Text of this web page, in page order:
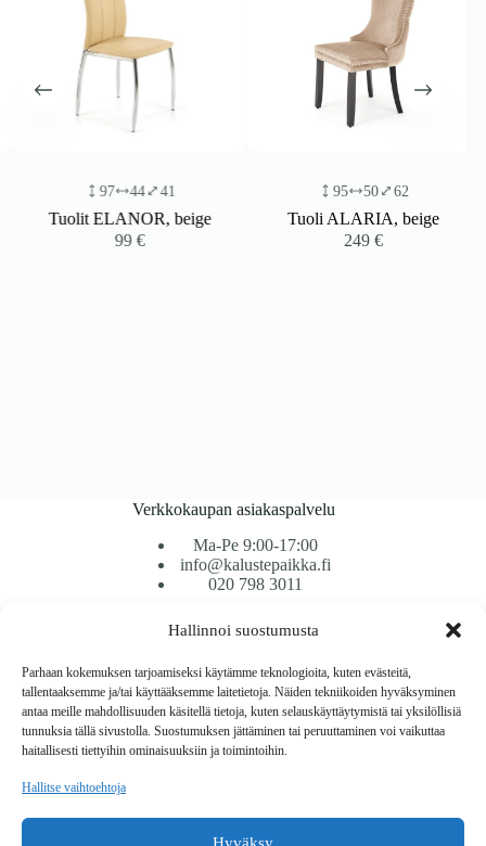
Hallinnoi suostumusta
Parhaan kokemuksen tarjoamiseksi käytämme teknologioita, kuten evästeitä,
tallentaaksemme ja/tai käyttääksemme laitetietoja. Näiden tekniikoiden hyväksyminen
antaa meille mahdollisuuden käsitellä tietoja, kuten selauskäyttäytymistä tai yksilöllisiä
tunnuksia tällä sivustolla. Suostumuksen jättäminen tai peruuttaminen voi vaikuttaa
haitallisesti tiettyihin ominaisuuksiin ja toimintoihin.
Hallitse vaihtoehtoja
Hyväksy
97 44 41
Tuolit ELANOR, beige
99€
95 50 62
Tuoli ALARIA, beige
249€
Verkkokaupan asiakaspalvelu
Ma-Pe 9:00-17:00
info@kalustepaikka.fi
020 798 3011
Tavarantoimitus / Maksutavat
Toimitustavat
Maksutavat
Vaihto ja palautus
Reklamaatiot